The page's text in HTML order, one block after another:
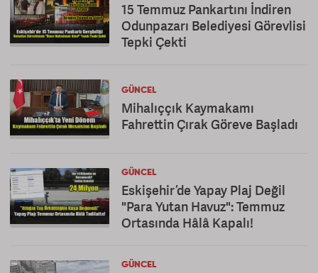
15 Temmuz Pankartını İndiren
Odunpazarı Belediyesi Görevlisi
Tepki Çekti
GÜNCEL
Mihalıççık Kaymakamı
Fahrettin Çırak Göreve Başladı
GÜNCEL
Eskişehir’de Yapay Plaj Değil
"Para Yutan Havuz": Temmuz
Ortasında Hâlâ Kapalı!
GÜNCEL